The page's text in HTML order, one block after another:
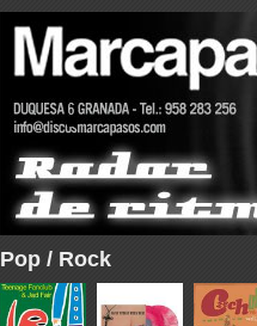
Pop / Rock